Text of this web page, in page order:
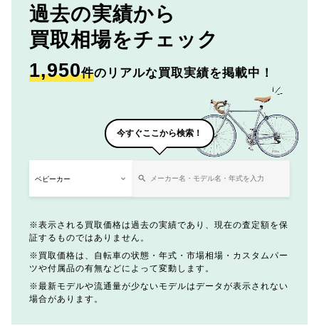
過去の実績から
買取相場をチェック
1,950件のリアルな買取実績を掲載中！
今すぐここから検索！
表示される買取価格は過去の実績であり、現在の査定額を保
証するものではありません。
買取価格は、自転車の状態・年式・市場相場・カスタムパー
ツや付属品の有無などによって変動します。
最新モデルや流通量が少ないモデルはデータが表示されない
場合があります。